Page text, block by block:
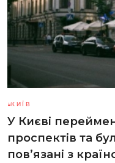
КИЇВ
У Києві
проспектів та
пов’язані з